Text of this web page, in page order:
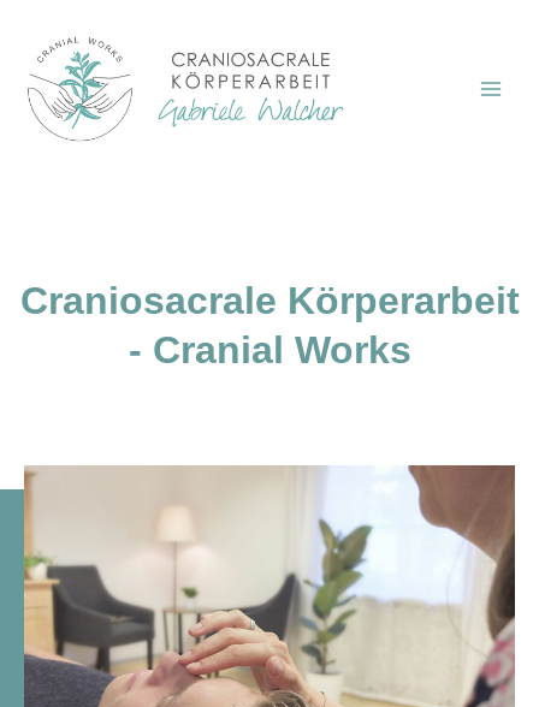
Craniosacrale Körperarbeit
- Cranial Works